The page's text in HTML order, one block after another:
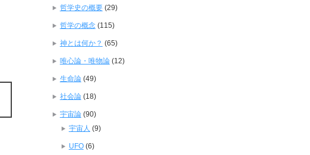
哲学史の概要(29)
哲学の概念(115)
神とは何か？ (65)
唯心論・唯物論(12)
生命論(49)
社会論(18)
宇宙論(90)
宇宙人 (9)
UFO(6)